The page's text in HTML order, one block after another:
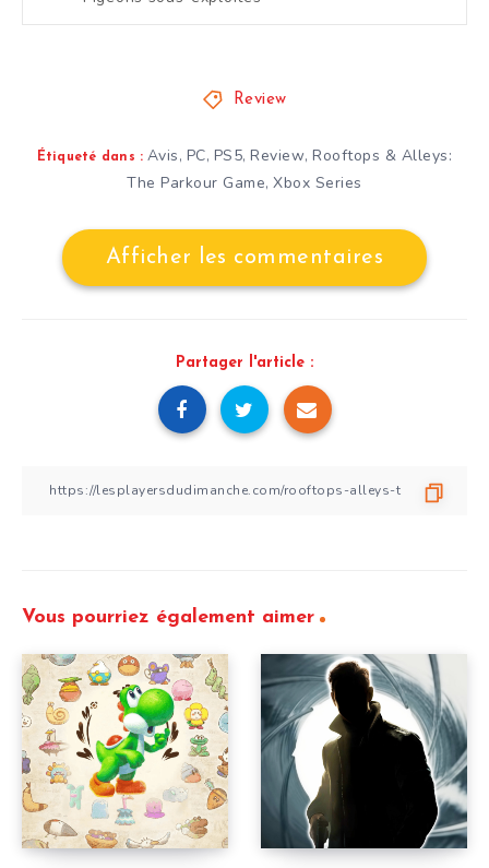
Review
Étiqueté dans : Avis, PC, PS5,Review,Rooftops & Alleys:
The Parkour Game,Xbox Series
Afficher les commentaires
Partager l'article :
Vous pourriez également aimer